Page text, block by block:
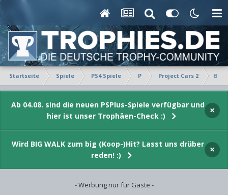
Startseite Spiele PS4 Spiele P Project Cars 2
Ab 04.08. sind die neuen PSPlus-Spiele verfügbar und
hier ist unser Trophäen-Check :)
×
Wird BIG WALK zum big (Koop-)Hit? Lasst uns drüber
reden! :)
×
- Werbung nur für Gäste -